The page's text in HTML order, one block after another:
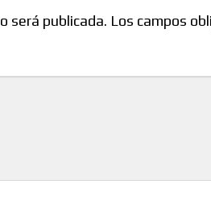
será publicada. Los campos